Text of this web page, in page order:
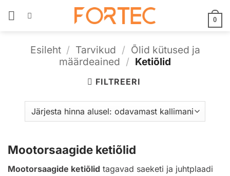
0
Esileht / Tarvikud / Õlid kütused ja
määrdeained / Ketiõlid
FILTREERI
Mootorsaagide ketiõlid
Mootorsaagide ketiõlid tagavad saeketi ja juhtplaadi